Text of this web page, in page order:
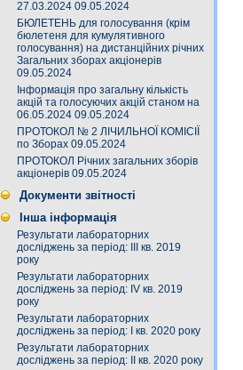
27.03.2024 09.05.2024
БЮЛЕТЕНЬ для голосування (крім
бюлетеня для кумулятивного
голосування) на дистанційних річних
Загальних зборах акціонерів
09.05.2024
Інформація про загальну кількість
акцій та голосуючих акцій станом на
06.05.2024 09.05.2024
ПРОТОКОЛ № 2 ЛІЧИЛЬНОЇ КОМІСІЇ
по Зборах 09.05.2024
ПРОТОКОЛ Річних загальних зборів
акціонерів 09.05.2024
Документи звітності
Інша інформація
Результати лабораторних
досліджень за період: III кв. 2019
року
Результати лабораторних
досліджень за період: IV кв. 2019
року
Результати лабораторних
досліджень за період: I кв. 2020 року
Результати лабораторних
досліджень за період: ІI кв. 2020 року